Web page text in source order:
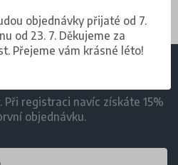
registraci navíc získáte 15%
objednávku.
objednávky přijaté od 7.
od 23. 7. Děkujeme za
Přejeme vám krásné léto!